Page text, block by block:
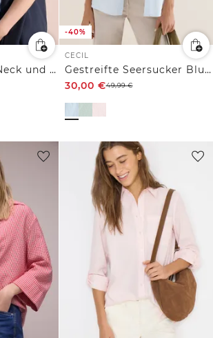
Bluse mit Split Neck und Streifen
-40%
CECIL
Gestreifte Seersucker Bluse
30,00 €49,99€